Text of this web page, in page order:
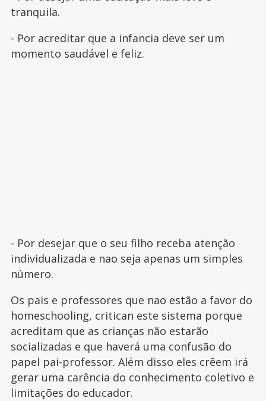
tranquila.
- Por acreditar que a infancia deve ser um
momento saudável e feliz.
- Por desejar que o seu filho receba atenção
individualizada e nao seja apenas um simples
número.
Os pais e professores que nao estão a favor do
homeschooling, critican este sistema porque
acreditam que as crianças não estarão
socializadas e que haverá uma confusão do
papel pai-professor. Além disso eles crêem irá
gerar uma carência do conhecimento coletivo e
limitações do educador.